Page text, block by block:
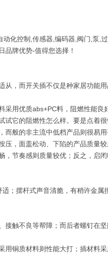
化控制,传感器,编码器,阀门,泵,
品牌优势-值得您选择！
从，而开关插不仅是种家居功能
采用优质abs+PC料，阻燃性能
它的阻燃性怎么样。要是点着
般的非主流中低档产品则很易
，面盖松动、下陷的产品质量较
，节奏感则质量较优；反之，启
；摆杆式声音清脆，有稍许金
接触不良等帮障；而后者螺钉在
用铜质材料则性能大打；插材料